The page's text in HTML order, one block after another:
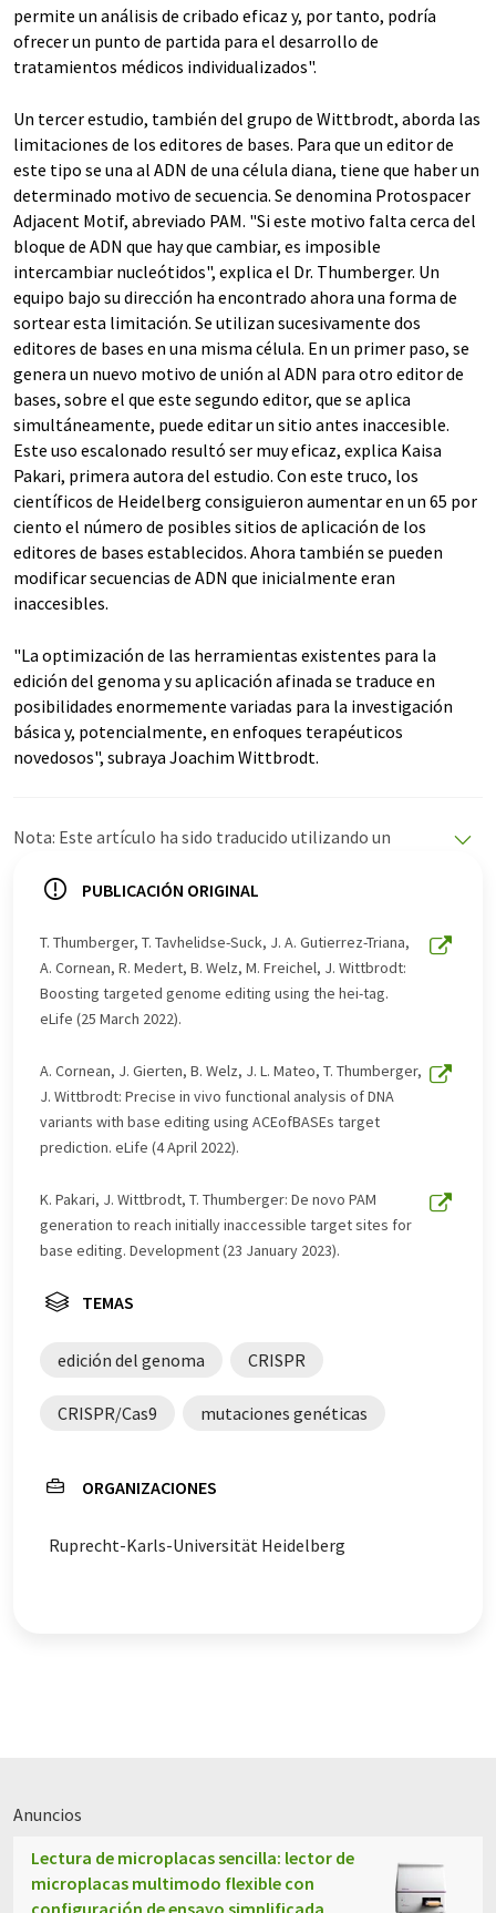
permite un análisis de cribado eficaz y, por tanto, podría
ofrecer un punto de partida para el desarrollo de
tratamientos médicos individualizados".
Un tercer estudio, también del grupo de Wittbrodt, aborda las
limitaciones de los editores de bases. Para que un editor de
este tipo se una al ADN de una célula diana, tiene que haber un
determinado motivo de secuencia. Se denomina Protospacer
Adjacent Motif, abreviado PAM. "Si este motivo falta cerca del
bloque de ADN que hay que cambiar, es imposible
intercambiar nucleótidos", explica el Dr. Thumberger. Un
equipo bajo su dirección ha encontrado ahora una forma de
sortear esta limitación. Se utilizan sucesivamente dos
editores de bases en una misma célula. En un primer paso, se
genera un nuevo motivo de unión al ADN para otro editor de
bases, sobre el que este segundo editor, que se aplica
simultáneamente, puede editar un sitio antes inaccesible.
Este uso escalonado resultó ser muy eficaz, explica Kaisa
Pakari, primera autora del estudio. Con este truco, los
científicos de Heidelberg consiguieron aumentar en un 65 por
ciento el número de posibles sitios de aplicación de los
editores de bases establecidos. Ahora también se pueden
modificar secuencias de ADN que inicialmente eran
inaccesibles.
"La optimización de las herramientas existentes para la
edición del genoma y su aplicación afinada se traduce en
posibilidades enormemente variadas para la investigación
básica y, potencialmente, en enfoques terapéuticos
novedosos", subraya Joachim Wittbrodt.
Nota: Este artículo ha sido traducido utilizando un
ofrece estas traducciones automáticas para presentar
este artículo ha sido traducido con traducción
automática, es posible que contenga errores de
vocabulario, sintaxis o gramática. El artículo original en
Inglés se puede encontrar
PUBLICACIÓN ORIGINAL
T. Thumberger, T. Tavhelidse-Suck, J. A. Gutierrez-Triana,
A. Cornean, R. Medert, B. Welz, M. Freichel, J. Wittbrodt:
Boosting targeted genome editing using the hei-tag.
eLife (25 March 2022).
A. Cornean, J. Gierten, B. Welz, J. L. Mateo, T. Thumberger,
J. Wittbrodt: Precise in vivo functional analysis of DNA
variants with base editing using ACEofBASEs target
prediction. eLife (4 April 2022).
K. Pakari, J. Wittbrodt, T. Thumberger: De novo PAM
generation to reach initially inaccessible target sites for
base editing. Development (23 January 2023).
TEMAS
edición del genoma CRISPR
CRISPR/Cas9 mutaciones genéticas
ORGANIZACIONES
Ruprecht-Karls-Universität Heidelberg
Anuncios
Lectura de microplacas sencilla: lector de
microplacas multimodo flexible con
configuración de ensayo simplificada